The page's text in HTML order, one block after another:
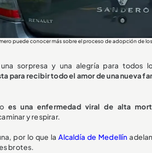
puede conocer más sobre el proceso de adopción de los
sorpresa y una alegría para todos
para recibir todo el amor de una nueva
es una enfermedad viral de alta
y respirar.
por lo que laAlcaldía de Medellín
brotes.